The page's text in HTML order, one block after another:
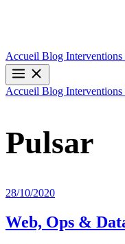
Accueil Blog Interventions
Accueil Blog Interventions
Pulsar
28/10/2020
Web, Ops &